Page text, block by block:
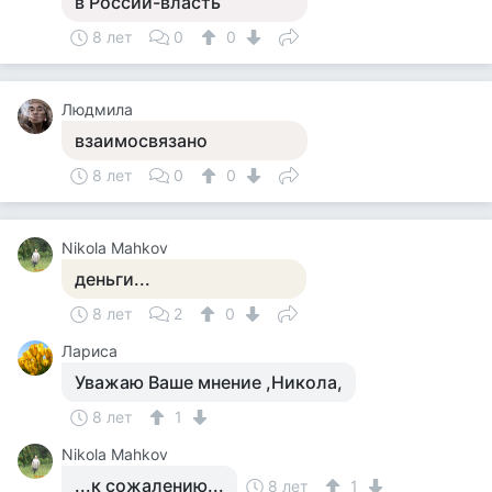
8 лет 0 0
Людмила
взаимосвязано
8 лет 0 0
Nikola Mahkov
деньги...
8 лет 2
0
Лариса
Уважаю Ваше мнение ,Никола,
8 лет
1
Nikola Mahkov
...к сожалению... 8 лет 1